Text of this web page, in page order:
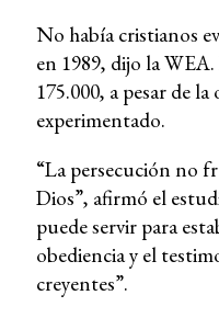
No había cristianos
en 1989, dijo la
175.000, a pesar de
experimentado.
“La persecución no
Dios”, afirmó el
puede servir para
obediencia y el
creyentes”.